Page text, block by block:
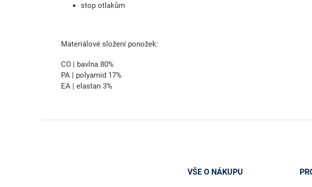
stop otlakům
Materiálové složení ponožek:
CO | bavlna 80%
PA | polyamid 17%
EA | elastan 3%
VŠE O NÁKUPU